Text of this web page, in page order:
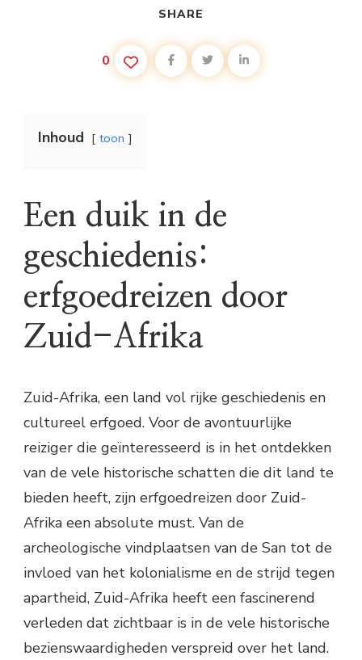
SHARE
0
Inhoud toon
Een duik in de
geschiedenis:
erfgoedreizen door
Zuid-Afrika
Zuid-Afrika, een land vol rijke geschiedenis en
cultureel erfgoed. Voor de avontuurlijke
reiziger die geïnteresseerd is in het ontdekken
van de vele historische schatten die dit land te
bieden heeft, zijn erfgoedreizen door Zuid-
Afrika een absolute must. Van de
archeologische vindplaatsen van de San tot de
invloed van het kolonialisme en de strijd tegen
apartheid, Zuid-Afrika heeft een fascinerend
verleden dat zichtbaar is in de vele historische
bezienswaardigheden verspreid over het land.